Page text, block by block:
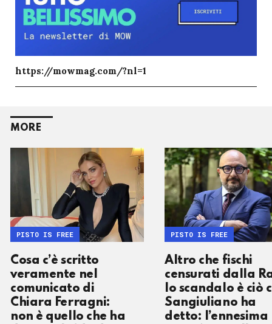
https://mowmag.com/?nl=1
MORE
Cosa c’è scritto
veramente nel
comunicato di
Chiara Ferragni:
non è quello che ha
PISTO IS FREE
Altro che fischi
censurati dalla
lo scandalo è ciò
Sangiuliano ha
detto: l’ennesima
PISTO IS FREE